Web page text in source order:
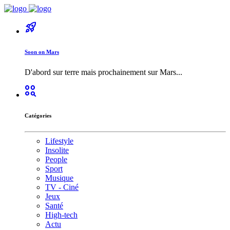
rocket_launch
Soon on Mars
D'abord sur terre mais prochainement sur Mars...
action_key
Catégories
Lifestyle
Insolite
People
Sport
Musique
TV - Ciné
Jeux
Santé
High-tech
Actu